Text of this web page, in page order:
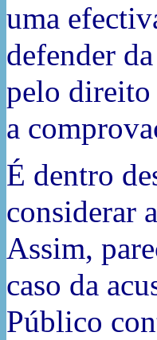
uma
defender
pelo direito
a
É dentro
considerar
Assim,
caso da
Público